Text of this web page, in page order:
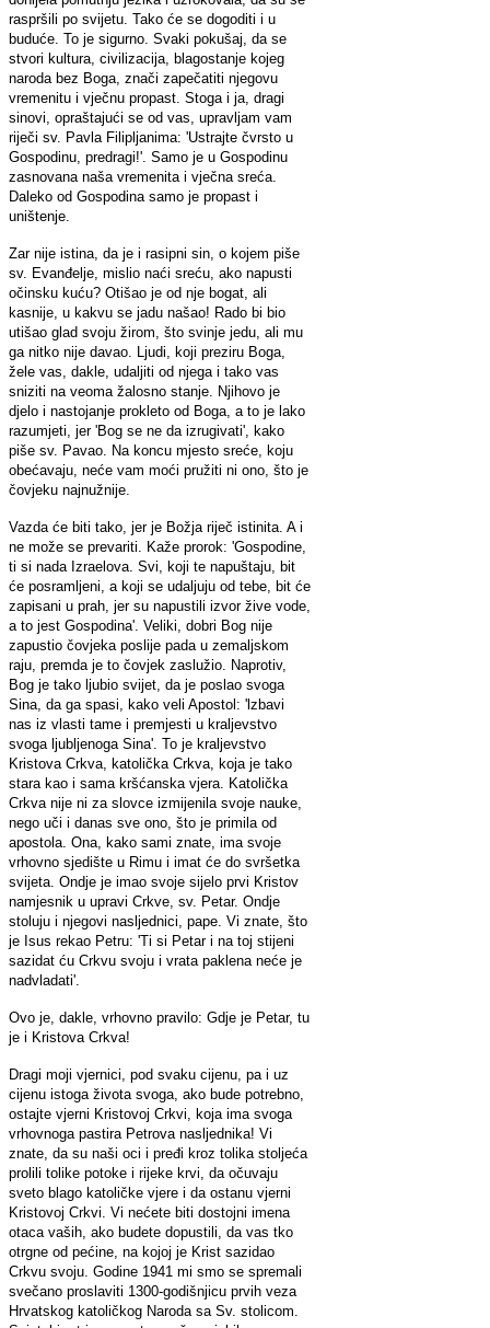
raspršili po svijetu. Tako će se dogoditi i u
buduće. To je sigurno. Svaki pokušaj, da se
stvori kultura, civilizacija, blagostanje kojeg
naroda bez Boga, znači zapečatiti njegovu
vremenitu i vječnu propast. Stoga i ja, dragi
sinovi, opraštajući se od vas, upravljam vam
riječi sv. Pavla Filipljanima: 'Ustrajte čvrsto u
Gospodinu, predragi!'. Samo je u Gospodinu
zasnovana naša vremenita i vječna sreća.
Daleko od Gospodina samo je propast i
uništenje.
Zar nije istina, da je i rasipni sin, o kojem piše
sv. Evanđelje, mislio naći sreću, ako napusti
očinsku kuću? Otišao je od nje bogat, ali
kasnije, u kakvu se jadu našao! Rado bi bio
utišao glad svoju žirom, što svinje jedu, ali mu
ga nitko nije davao. Ljudi, koji preziru Boga,
žele vas, dakle, udaljiti od njega i tako vas
sniziti na veoma žalosno stanje. Njihovo je
djelo i nastojanje prokleto od Boga, a to je lako
razumjeti, jer 'Bog se ne da izrugivati', kako
piše sv. Pavao. Na koncu mjesto sreće, koju
obećavaju, neće vam moći pružiti ni ono, što je
čovjeku najnužnije.
Vazda će biti tako, jer je Božja riječ istinita. A i
ne može se prevariti. Kaže prorok: 'Gospodine,
ti si nada Izraelova. Svi, koji te napuštaju, bit
će posramljeni, a koji se udaljuju od tebe, bit će
zapisani u prah, jer su napustili izvor žive vode,
a to jest Gospodina'. Veliki, dobri Bog nije
zapustio čovjeka poslije pada u zemaljskom
raju, premda je to čovjek zaslužio. Naprotiv,
Bog je tako ljubio svijet, da je poslao svoga
Sina, da ga spasi, kako veli Apostol: 'lzbavi
nas iz vlasti tame i premjesti u kraljevstvo
svoga ljubljenoga Sina'. To je kraljevstvo
Kristova Crkva, katolička Crkva, koja je tako
stara kao i sama kršćanska vjera. Katolička
Crkva nije ni za slovce izmijenila svoje nauke,
nego uči i danas sve ono, što je primila od
apostola. Ona, kako sami znate, ima svoje
vrhovno sjedište u Rimu i imat će do svršetka
svijeta. Ondje je imao svoje sijelo prvi Kristov
namjesnik u upravi Crkve, sv. Petar. Ondje
stoluju i njegovi nasljednici, pape. Vi znate, što
je Isus rekao Petru: 'Ti si Petar i na toj stijeni
sazidat ću Crkvu svoju i vrata paklena neće je
nadvladati'.
Ovo je, dakle, vrhovno pravilo: Gdje je Petar, tu
je i Kristova Crkva!
Dragi moji vjernici, pod svaku cijenu, pa i uz
cijenu istoga života svoga, ako bude potrebno,
ostajte vjerni Kristovoj Crkvi, koja ima svoga
vrhovnoga pastira Petrova nasljednika! Vi
znate, da su naši oci i pređi kroz tolika stoljeća
prolili tolike potoke i rijeke krvi, da očuvaju
sveto blago katoličke vjere i da ostanu vjerni
Kristovoj Crkvi. Vi nećete biti dostojni imena
otaca vaših, ako budete dopustili, da vas tko
otrgne od pećine, na kojoj je Krist sazidao
Crkvu svoju. Godine 1941 mi smo se spremali
svečano proslaviti 1300-godišnjicu prvih veza
Hrvatskog katoličkog Naroda sa Sv. stolicom.